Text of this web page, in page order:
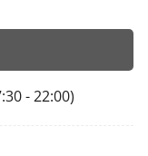
- 22:00)